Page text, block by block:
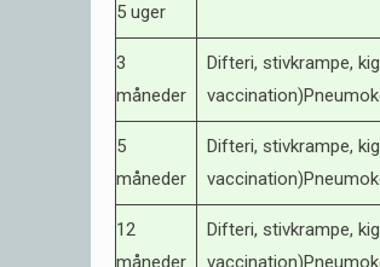
5 uger
3
måneder
Difteri, stivkrampe,
5
måneder
Difteri, stivkrampe,
12
måneder
Difteri, stivkrampe,